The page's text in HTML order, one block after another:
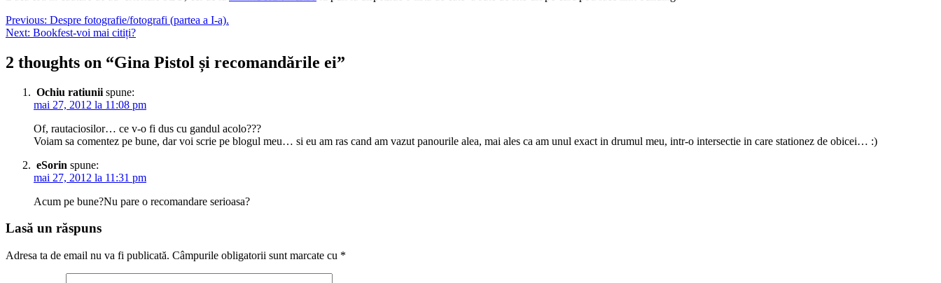
Navigare
în
articole
Previous: Despre fotografie/fotografi (partea a I-a).
Next: Bookfest-voi mai citiți?
2 thoughts on “Gina Pistol și recomandările ei”
Ochiu ratiunii spune:
mai 27, 2012 la 11:08 pm
Of, rautaciosilor… ce v-o fi dus cu gandul acolo???
Voiam sa comentez pe bune, dar voi scrie pe blogul meu… si eu am ras cand am vazut panourile alea, mai ales ca am unul exact in drumul meu, intr-o intersectie in care stationez de obicei… :)
eSorin spune:
mai 27, 2012 la 11:31 pm
Acum pe bune?Nu pare o recomandare serioasa?
Lasă un răspuns
Adresa ta de email nu va fi publicată. Câmpurile obligatorii sunt marcate cu *